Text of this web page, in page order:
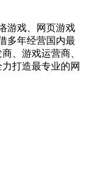
游戏、网页游戏
多年经营国内最
、游戏运营商、
打造最专业的网